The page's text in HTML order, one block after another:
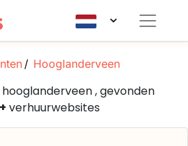
Hooglanderveen
, gevonden
verhuurwebsites